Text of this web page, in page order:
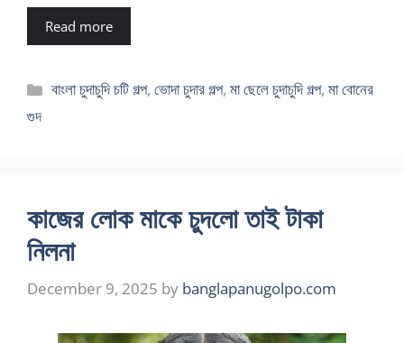
Read more
Categories
বাংলা চুদাচুদি চটি গল্প,ভোদা চুদার গল্প,মা ছেলে চুদাচুদি গল্প,মা বোনের
গুদ
কাজের লোক মাকে চুদলো তাই টাকা
নিলনা
December 9, 2025 by banglapanugolpo.com